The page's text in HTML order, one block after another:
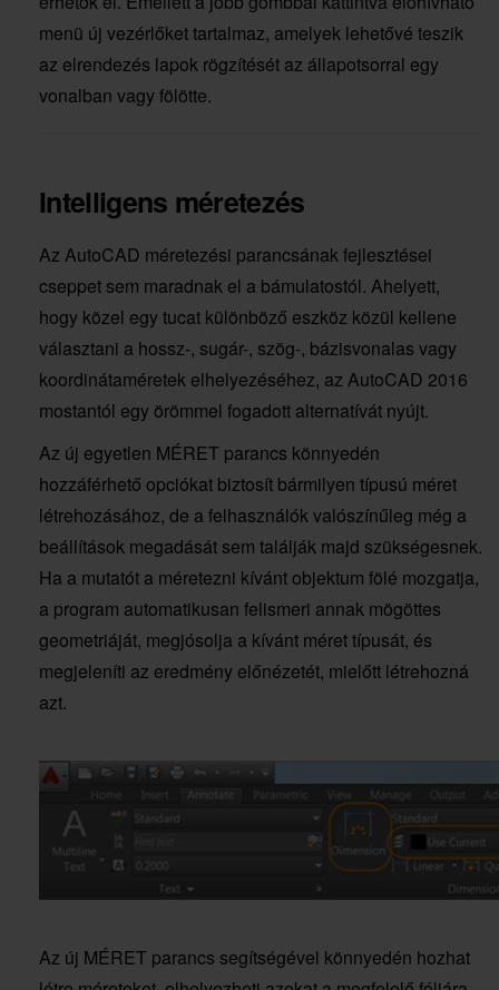
menü új vezérlőket tartalmaz, amelyek lehetővé teszik
az elrendezés lapok rögzítését az állapotsorral egy
vonalban vagy fölötte.
Intelligens méretezés
Az AutoCAD méretezési parancsának fejlesztései
cseppet sem maradnak el a bámulatostól. Ahelyett,
hogy közel egy tucat különböző eszköz közül kellene
választani a hossz-, sugár-, szög-, bázisvonalas vagy
koordinátaméretek elhelyezéséhez, az AutoCAD 2016
mostantól egy örömmel fogadott alternatívát nyújt.
Az új egyetlen MÉRET parancs könnyedén
hozzáférhető opciókat biztosít bármilyen típusú méret
létrehozásához, de a felhasználók valószínűleg még a
beállítások megadását sem találják majd szükségesnek.
Ha a mutatót a méretezni kívánt objektum fölé mozgatja,
a program automatikusan felismeri annak mögöttes
geometriáját, megjósolja a kívánt méret típusát, és
megjeleníti az eredmény előnézetét, mielőtt létrehozná
azt.
Az új MÉRET parancs segítségével könnyedén hozhat